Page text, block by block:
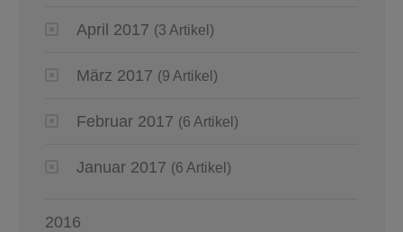
April 2017 (3 Artikel)
März 2017 (9 Artikel)
Februar 2017 (6 Artikel)
Januar 2017 (6 Artikel)
2016